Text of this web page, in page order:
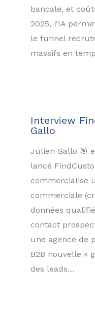
bancale, et
2025, l’IA
le funnel
massifs en
Interview
Gallo
Julien Gallo 🎯
lancé
commercialise
commerciale
données
contact
une agence de
B2B nouvelle «
des leads…